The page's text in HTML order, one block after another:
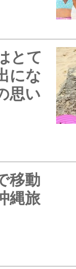
とて
にな
思い
移動
縄旅